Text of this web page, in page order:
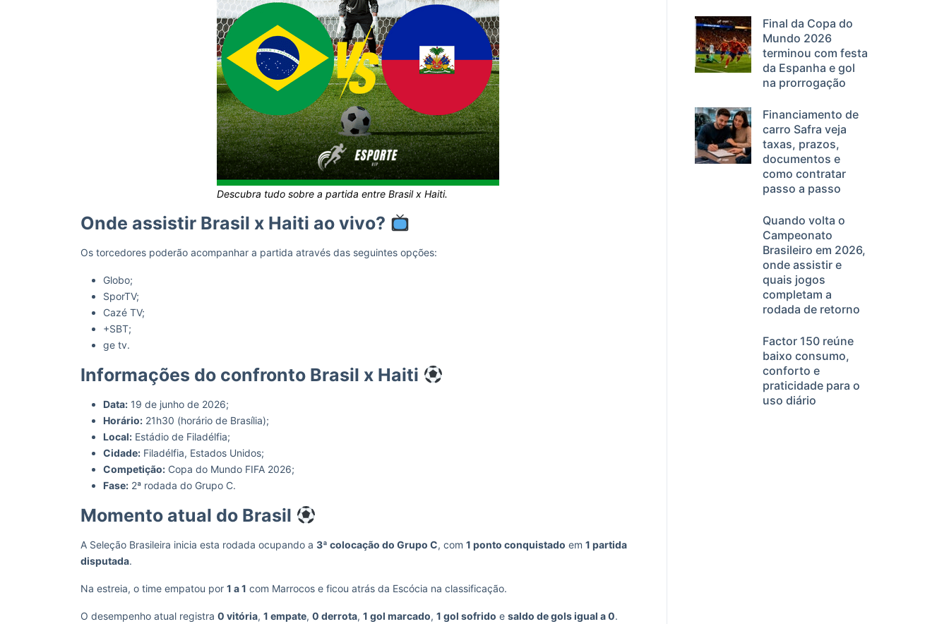
Descubra tudo sobre a partida entre Brasil x Haiti.
Onde assistir Brasil x Haiti ao vivo?
Os torcedores poderão acompanhar a partida através das seguintes opções:
Globo;
SporTV;
Cazé TV;
+SBT;
ge tv.
Informações do confronto Brasil x Haiti
Data: 19 de junho de 2026;
Horário: 21h30 (horário de Brasília);
Local: Estádio de Filadélfia;
Cidade: Filadélfia, Estados Unidos;
Competição: Copa do Mundo FIFA 2026;
Fase: 2ª rodada do Grupo C.
Momento atual do Brasil
A Seleção Brasileira inicia esta rodada ocupando a 3ª colocação do Grupo C, com 1 ponto conquistado em 1 partida
disputada.
Na estreia, o time empatou por 1 a 1 com Marrocos e ficou atrás da Escócia na classificação.
O desempenho atual registra 0 vitória, 1 empate, 0 derrota, 1 gol marcado, 1 gol sofrido e saldo de gols igual a 0.
Final da Copa do
Mundo 2026
terminou com festa
da Espanha e gol
na prorrogação
Financiamento de
carro Safra veja
taxas, prazos,
documentos e
como contratar
passo a passo
Quando volta o
Campeonato
Brasileiro em 2026,
onde assistir e
quais jogos
completam a
rodada de retorno
Factor 150 reúne
baixo consumo,
conforto e
praticidade para o
uso diário